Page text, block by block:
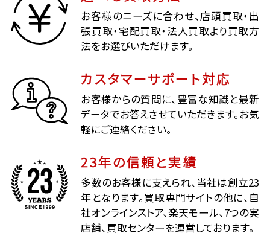
お客様のニーズに合わせ、店頭買取・出
張買取・宅配買取・法人買取より買取方
法をお選びいただけます。
カスタマーサポート対応
お客様からの質問に、豊富な知識と最新
データでお答えさせていただきます。お気
軽にご連絡ください。
23年の信頼と実績
多数のお客様に支えられ、当社は創立23
年となります。買取専門サイトの他に、自
社オンラインストア、楽天モール、7つの実
店舗、買取センターを運営しております。